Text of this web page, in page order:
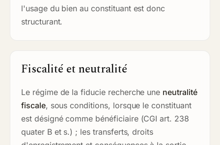
l'usage du bien au constituant est donc
structurant.
Fiscalité et neutralité
Le régime de la fiducie recherche une neutralité
fiscale, sous conditions, lorsque le constituant
est désigné comme bénéficiaire (CGI art. 238
quater B et s.) ; les transferts, droits